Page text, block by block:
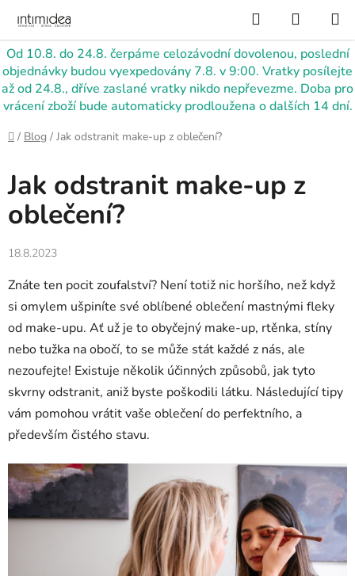
obsah
Od 10.8. do 24.8. čerpáme celozávodní dovolenou, poslední
objednávky budou vyexpedovány 7.8. v 9:00. Vratky posílejte
až od 24.8., dříve zaslané vratky nikdo nepřevezme. Doba pro
vrácení zboží bude automaticky prodloužena o dalších 14 dní.
Hledat
KOŠÍK
Domů
/ Blog / Jak odstranit make-up z oblečení?
Jak odstranit make-up z
oblečení?
18.8.2023
Znáte ten pocit zoufalství? Není totiž nic horšího, než když
si omylem ušpiníte své oblíbené oblečení mastnými fleky
od make-upu. Ať už je to obyčejný make-up, rtěnka, stíny
nebo tužka na obočí, to se může stát každé z nás, ale
nezoufejte! Existuje několik účinných způsobů, jak tyto
skvrny odstranit, aniž byste poškodili látku. Následující tipy
vám pomohou vrátit vaše oblečení do perfektního, a
především čistého stavu.